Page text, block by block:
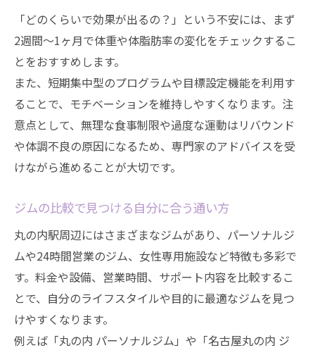
「どのくらいで効果が出るの？」という不安には、まず
2週間〜1ヶ月で体重や体脂肪率の変化をチェックするこ
とをおすすめします。
また、短期集中型のプログラムや目標設定機能を利用す
ることで、モチベーションを維持しやすくなります。注
意点として、無理な食事制限や過度な運動はリバウンド
や体調不良の原因になるため、専門家のアドバイスを受
けながら進めることが大切です。
ジムの比較で見つける自分に合う通い方
丸の内駅周辺にはさまざまなジムがあり、パーソナルジ
ムや24時間営業のジム、女性専用施設など特徴も多彩で
す。料金や設備、営業時間、サポート内容を比較するこ
とで、自分のライフスタイルや目的に最適なジムを見つ
けやすくなります。
例えば「丸の内 パーソナルジム」や「名古屋丸の内 ジ